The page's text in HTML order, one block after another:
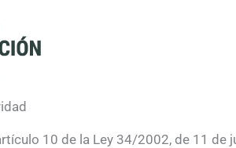
10 de la Ley 34/2002, de 11 de